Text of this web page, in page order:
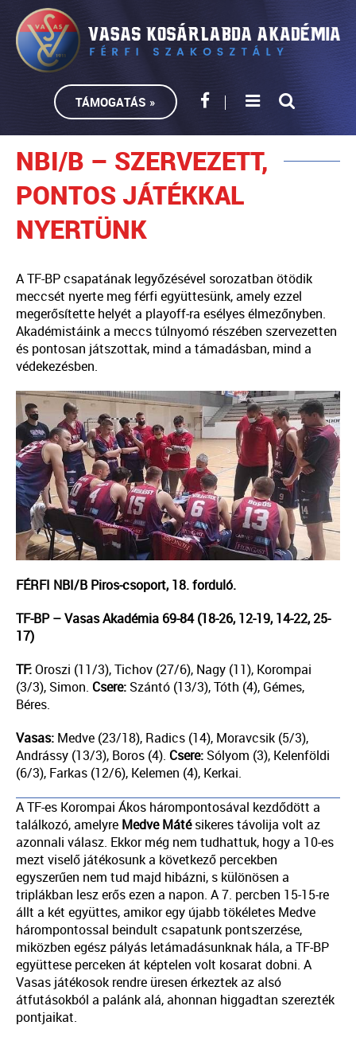
TÁMOGATÁS »
NBI/B – SZERVEZETT,
PONTOS JÁTÉKKAL
NYERTÜNK
A TF-BP csapatának legyőzésével sorozatban ötödik
meccsét nyerte meg férfi együttesünk, amely ezzel
megerősítette helyét a playoff-ra esélyes élmezőnyben.
Akadémistáink a meccs túlnyomó részében szervezetten
és pontosan játszottak, mind a támadásban, mind a
védekezésben.
FÉRFI NBI/B Piros-csoport, 18. forduló.
TF-BP – Vasas Akadémia 69-84 (18-26, 12-19, 14-22, 25-
17)
TF:Oroszi (11/3), Tichov (27/6), Nagy (11), Korompai
(3/3), Simon. Csere: Szántó (13/3), Tóth (4), Gémes,
Béres.
Vasas: Medve (23/18), Radics (14), Moravcsik (5/3),
Andrássy (13/3), Boros (4). Csere: Sólyom (3), Kelenföldi
(6/3), Farkas (12/6), Kelemen (4), Kerkai.
A TF-es Korompai Ákos hárompontosával kezdődött a
találkozó, amelyre Medve Mátésikeres távolija volt az
azonnali válasz. Ekkor még nem tudhattuk, hogy a 10-es
mezt viselő játékosunk a következő percekben
egyszerűen nem tud majd hibázni, s különösen a
triplákban lesz erős ezen a napon. A 7. percben 15-15-re
állt a két együttes, amikor egy újabb tökéletes Medve
hárompontossal beindult csapatunk pontszerzése,
miközben egész pályás letámadásunknak hála, a TF-BP
együttese perceken át képtelen volt kosarat dobni. A
Vasas játékosok rendre üresen érkeztek az alsó
átfutásokból a palánk alá, ahonnan higgadtan szerezték
pontjaikat.